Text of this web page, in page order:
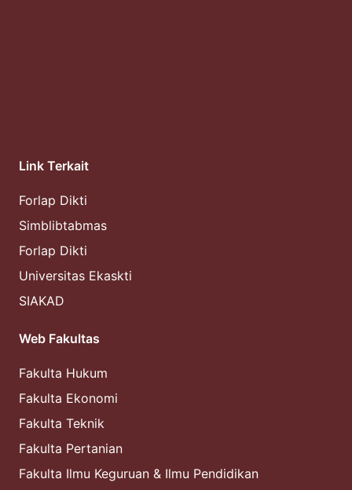
Link Terkait
Forlap Dikti
Simblibtabmas
Forlap Dikti
Universitas Ekaskti
SIAKAD
Web Fakultas
Fakulta Hukum
Fakulta Ekonomi
Fakulta Teknik
Fakulta Pertanian
Fakulta Ilmu Keguruan & Ilmu Pendidikan